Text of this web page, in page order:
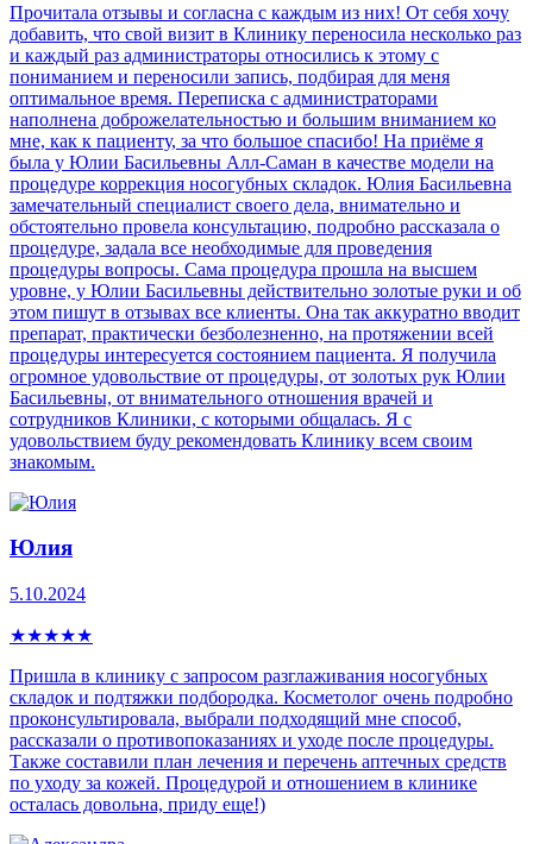
Прочитала отзывы и согласна с каждым из них! От себя хочу
добавить, что свой визит в Клинику переносила несколько раз
и каждый раз администраторы относились к этому с
пониманием и переносили запись, подбирая для меня
оптимальное время. Переписка с администраторами
наполнена доброжелательностью и большим вниманием ко
мне, как к пациенту, за что большое спасибо! На приёме я
была у Юлии Басильевны Алл-Саман в качестве модели на
процедуре коррекция носогубных складок. Юлия Басильевна
замечательный специалист своего дела, внимательно и
обстоятельно провела консультацию, подробно рассказала о
процедуре, задала все необходимые для проведения
процедуры вопросы. Сама процедура прошла на высшем
уровне, у Юлии Басильевны действительно золотые руки и об
этом пишут в отзывах все клиенты. Она так аккуратно вводит
препарат, практически безболезненно, на протяжении всей
процедуры интересуется состоянием пациента. Я получила
огромное удовольствие от процедуры, от золотых рук Юлии
Басильевны, от внимательного отношения врачей и
сотрудников Клиники, с которыми общалась. Я с
удовольствием буду рекомендовать Клинику всем своим
знакомым.
Юлия
5.10.2024
★★★★★
Пришла в клинику с запросом разглаживания носогубных
складок и подтяжки подбородка. Косметолог очень подробно
проконсультировала, выбрали подходящий мне способ,
рассказали о противопоказаниях и уходе после процедуры.
Также составили план лечения и перечень аптечных средств
по уходу за кожей. Процедурой и отношением в клинике
осталась довольна, приду еще!)